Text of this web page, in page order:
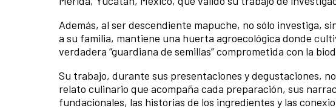
Además, al ser descendiente mapuche, no sólo investiga,
a su familia, mantiene una huerta agroecológica donde
verdadera “guardiana de semillas” comprometida con la
Su trabajo, durante sus presentaciones y degustaciones,
relato culinario que acompaña cada preparación, sus
fundacionales, las historias de los ingredientes y las